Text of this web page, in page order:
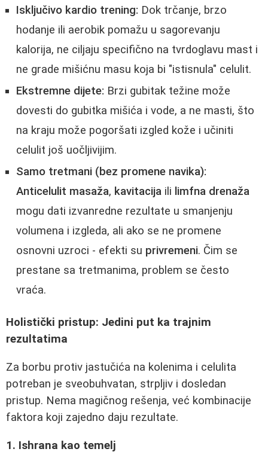
Isključivo kardio trening: Dok trčanje, brzo
hodanje ili aerobik pomažu u sagorevanju
kalorija, ne ciljaju specifično na tvrdoglavu mast i
ne grade mišićnu masu koja bi "istisnula" celulit.
Ekstremne dijete: Brzi gubitak težine može
dovesti do gubitka mišića i vode, a ne masti, što
na kraju može pogoršati izgled kože i učiniti
celulit još uočljivijim.
Samo tretmani (bez promene navika):
Anticelulit masaža, kavitacija ili limfna drenaža
mogu dati izvanredne rezultate u smanjenju
volumena i izgleda, ali ako se ne promene
osnovni uzroci - efekti su privremeni. Čim se
prestane sa tretmanima, problem se često
vraća.
Holistički pristup: Jedini put ka trajnim
rezultatima
Za borbu protiv jastučića na kolenima i celulita
potreban je sveobuhvatan, strpljiv i dosledan
pristup. Nema magičnog rešenja, već kombinacije
faktora koji zajedno daju rezultate.
1. Ishrana kao temelj